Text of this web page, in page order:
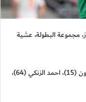
مجموعة البطولة، عشية
وسجل أهداف العميد كل من محمد جاسم مرهون (15)، احمد الزنكي (64)،